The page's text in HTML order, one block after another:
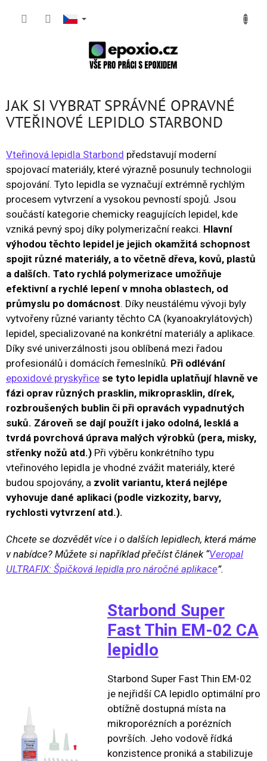
JAK SI VYBRAT SPRÁVNÉ OPRAVNÉ
VTEŘINOVÉ LEPIDLO STARBOND
Vteřinová lepidla Starbond představují moderní
spojovací materiály, které výrazně posunuly technologii
spojování. Tyto lepidla se vyznačují extrémně rychlým
procesem vytvrzení a vysokou pevností spojů. Jsou
součástí kategorie chemicky reagujících lepidel, kde
vzniká pevný spoj díky polymerizační reakci. Hlavní
výhodou těchto lepidel je jejich okamžitá schopnost
spojit různé materiály, a to včetně dřeva, kovů, plastů
a dalších. Tato rychlá polymerizace umožňuje
efektivní a rychlé lepení v mnoha oblastech, od
průmyslu po domácnost. Díky neustálému vývoji byly
vytvořeny různé varianty těchto CA (kyanoakrylátových)
lepidel, specializované na konkrétní materiály a aplikace.
Díky své univerzálnosti jsou oblíbená mezi řadou
profesionálů i domácích řemeslníků. Při odlévání
epoxidové pryskyřice se tyto lepidla uplatňují hlavně ve
fázi oprav různých prasklin, mikroprasklin, dírek,
rozbroušených bublin či při opravách vypadnutých
suků. Zároveň se dají použít i jako odolná, lesklá a
tvrdá povrchová úprava malých výrobků (pera, misky,
střenky nožů atd.) Při výběru konkrétního typu
vteřinového lepidla je vhodné zvážit materiály, které
budou spojovány, a zvolit variantu, která nejlépe
vyhovuje dané aplikaci (podle vizkozity, barvy,
rychlosti vytvrzení atd.).
Chcete se dozvědět více i o dalších lepidlech, která máme
v nabídce? Můžete si například přečíst článek “Veropal
ULTRAFIX: Špičková lepidla pro náročné aplikace”.
Starbond Super
Fast Thin EM-02 CA
lepidlo
Starbond Super Fast Thin EM-02
je nejřidší CA lepidlo optimální pro
obtížně dostupná místa na
mikroporézních a porézních
površích. Jeho vodově řídká
konzistence proniká a stabilizuje